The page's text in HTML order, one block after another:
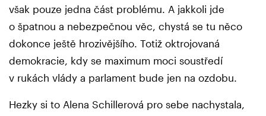
však pouze jedna část problému. A jakkoli jde
o špatnou a nebezpečnou věc, chystá se tu něco
dokonce ještě hrozivějšího. Totiž oktrojovaná
demokracie, kdy se maximum moci soustředí
v rukách vlády a parlament bude jen na ozdobu.
Hezky si to Alena Schillerová pro sebe nachystala,